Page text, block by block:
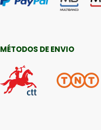
MÉTODOS DE ENVIO